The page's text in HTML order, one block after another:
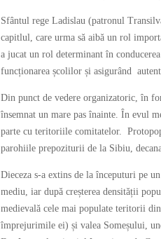
Sfântul rege Ladislau (patronul
capitlul, care urma să aibă un rol
a jucat un rol determinant în
funcționarea școlilor și asigurând
Din punct de vedere organizatoric, în
însemnat un mare pas înainte. În evul
parte cu teritoriile comitatelor.
parohiile prepoziturii de la Sibiu,
Dieceza s-a extins de la începuturi pe
mediu, iar după creșterea densității
medievală cele mai populate teritorii
împrejurimile ei) și valea Someșului,